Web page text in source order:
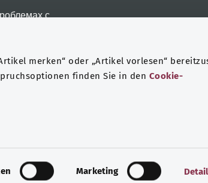
merken“ oder „Artikel vorlesen“
finden Sie in den Cookie-
Marketing
с
данных Выходные данные